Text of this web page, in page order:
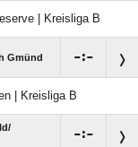
| Kreisliga B
Gmünd :
| Kreisliga B
: